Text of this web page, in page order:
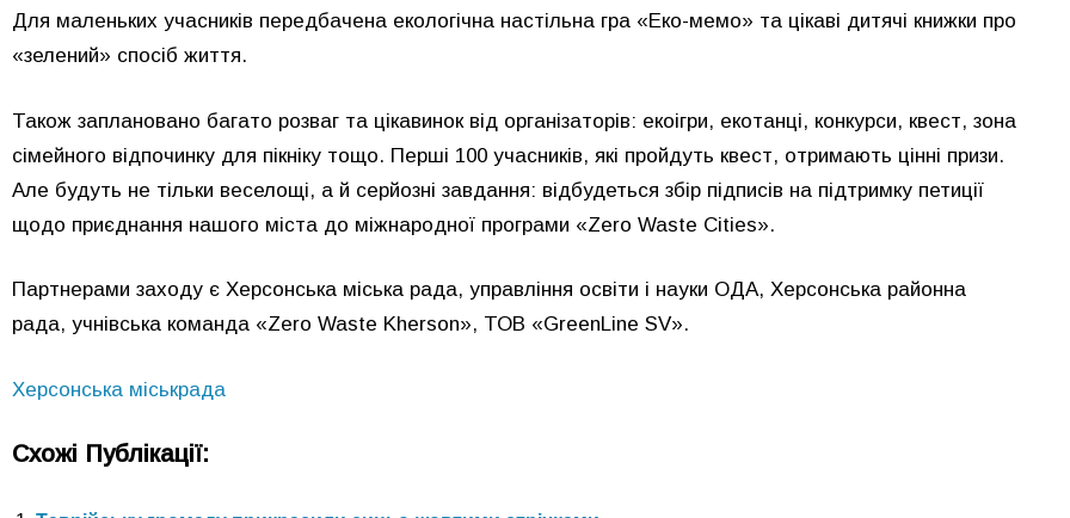
Для маленьких учасників передбачена екологічна настільна гра «Еко-мемо» та цікаві дитячі книжки про
«зелений» спосіб життя.
Також заплановано багато розваг та цікавинок від організаторів: екоігри, екотанці, конкурси, квест, зона
сімейного відпочинку для пікніку тощо. Перші 100 учасників, які пройдуть квест, отримають цінні призи.
Але будуть не тільки веселощі, а й серйозні завдання: відбудеться збір підписів на підтримку петиції
щодо приєднання нашого міста до міжнародної програми «Zero Waste Cities».
Партнерами заходу є Херсонська міська рада, управління освіти і науки ОДА, Херсонська районна
рада, учнівська команда «Zero Waste Kherson», ТОВ «GreenLine SV».
Херсонська міськрада
Схожі Публікації: